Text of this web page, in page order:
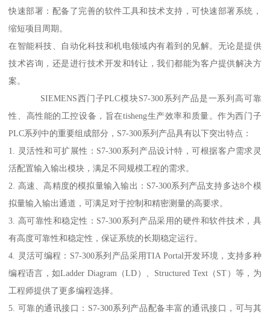
快速部署：配备了完善的软件工具和技术支持，可快速部署系统，
缩短项目周期。
在智能科技、自动化科技和机电领域内有着到的见解。无论是提供
技术咨询，还是进行技术开发和转让，我们都能为客户提供解决方
案。
SIEMENS西门子PLC模块S7-300系列产品是一系列高可靠
性、高性能的工控设备，旨在tisheng生产效率和质量。作为西门子
PLC系列中的重要组成部分，S7-300系列产品具有以下突出特点：
1. 灵活性和可扩展性：S7-300系列产品设计特，可根据客户需求灵
活配置输入输出模块，满足不同规模工程的需求。
2. 高速、高精度的模拟量输入输出：S7-300系列产品支持多达8个模
拟量输入输出通道，可满足对于控制和精密测量的高要求。
3. 高可靠性和稳定性：S7-300系列产品采用的硬件和软件技术，具
有高度可靠性和稳定性，保证系统的长期稳定运行。
4. 灵活可编程：S7-300系列产品采用TIA Portal开发环境，支持多种
编程语言，如Ladder Diagram（LD）、Structured Text（ST）等，为
工程师提供了更多编程选择。
5. 可靠的通讯接口：S7-300系列产品配备丰富的通讯接口，可与其